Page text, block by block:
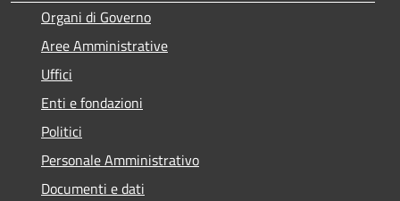
Organi di Governo
Aree Amministrative
Uffici
Enti e fondazioni
Politici
Personale Amministrativo
Documenti e dati